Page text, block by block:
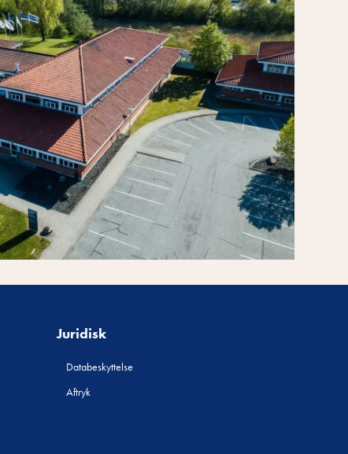
Juridisk
Databeskyttelse
Aftryk